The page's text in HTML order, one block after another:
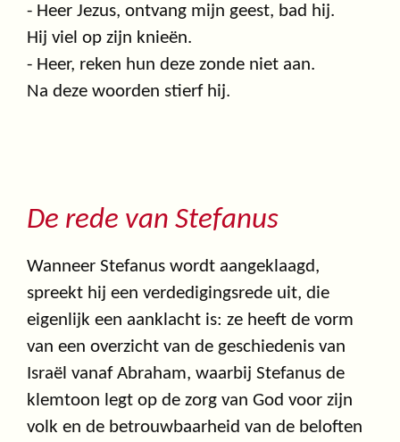
- Heer Jezus, ontvang mijn geest, bad hij.
Hij viel op zijn knieën.
- Heer, reken hun deze zonde niet aan.
Na deze woorden stierf hij.
De rede van Stefanus
Wanneer Stefanus wordt aangeklaagd,
spreekt hij een verdedigingsrede uit, die
eigenlijk een aanklacht is: ze heeft de vorm
van een overzicht van de geschiedenis van
Israël vanaf Abraham, waarbij Stefanus de
klemtoon legt op de zorg van God voor zijn
volk en de betrouwbaarheid van de beloften